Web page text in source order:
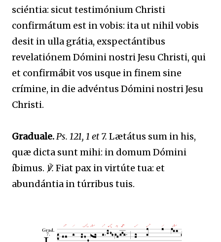
sciéntia: sicut testimónium Christi
confirmátum est in vobis: ita ut nihil vobis
desit in ulla grátia, exspectántibus
revelatiónem Dómini nostri Jesu Christi, qui
et confirmábit vos usque in finem sine
crímine, in die advéntus Dómini nostri Jesu
Christi.
Graduale.Ps. 121, 1 et 7. Lætátus sum in his,
quæ dicta sunt mihi: in domum Dómini
íbimus. ℣. Fiat pax in virtúte tua: et
abundántia in túrribus tuis.